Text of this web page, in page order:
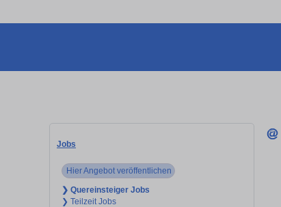
Jobs
Hier Angebot veröffentlichen
❯ Quereinsteiger Jobs
❯ Teilzeit Jobs